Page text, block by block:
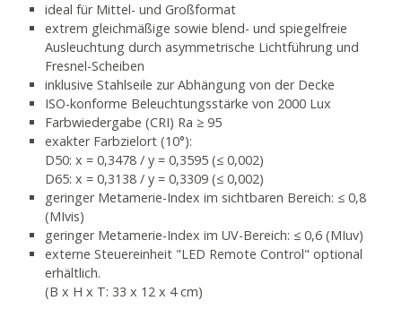
ideal für Mittel- und Großformat
extrem gleichmäßige sowie blend- und spiegelfreie
Ausleuchtung durch asymmetrische Lichtführung und
Fresnel-Scheiben
inklusive Stahlseile zur Abhängung von der Decke
ISO-konforme Beleuchtungsstärke von 2000 Lux
Farbwiedergabe (CRI) Ra ≥ 95
exakter Farbzielort (10°):
D50: x = 0,3478 / y = 0,3595 (≤ 0,002)
D65: x = 0,3138 / y = 0,3309 (≤ 0,002)
geringer Metamerie-Index im sichtbaren Bereich: ≤ 0,8
(MIvis)
geringer Metamerie-Index im UV-Bereich: ≤ 0,6 (MIuv)
externe Steuereinheit "LED Remote Control" optional
erhältlich.
(B x H x T: 33 x 12 x 4 cm)